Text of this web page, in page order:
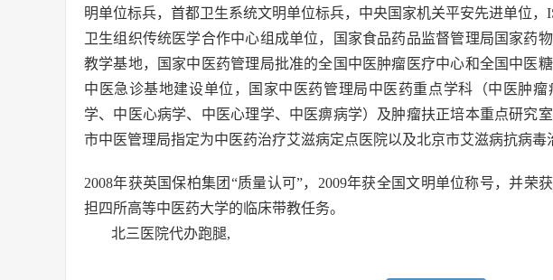
明单位标兵，首都卫生系统文明单位标兵，中央国家机关平安先进单位，
卫生组织传统医学合作中心组成单位，国家食品药品监督管理局国家药
教学基地，国家中医药管理局批准的全国中医肿瘤医疗中心和全国中医
中医急诊基地建设单位，国家中医药管理局中医药重点学科（中医肿
学、中医心病学、中医心理学、中医痹病学）及肿瘤扶正培本重点研究
市中医管理局指定为中医药治疗艾滋病定点医院以及北京市艾滋病抗病毒
2008年获英国保柏集团“质量认可”，2009年获全国文明单位称号，并荣
担四所高等中医药大学的临床带教任务。
北三医院代办跑腿,